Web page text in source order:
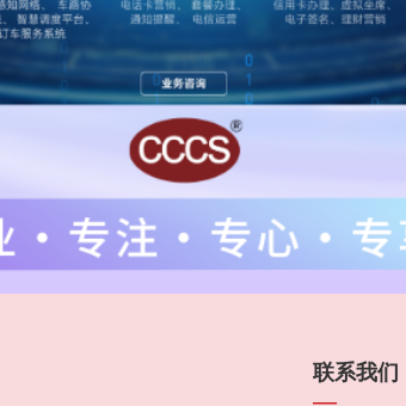
联系我们
—